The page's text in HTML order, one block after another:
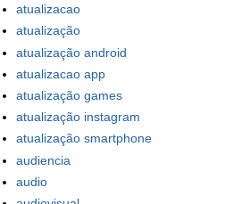
atualizacao
atualização
atualização android
atualizacao app
atualização games
atualização instagram
atualização smartphone
audiencia
audio